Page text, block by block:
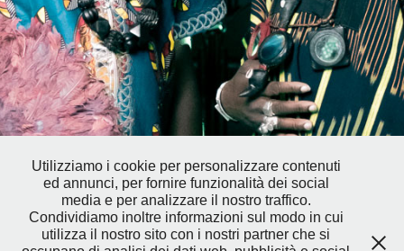
Utilizziamo i cookie per personalizzare contenuti
ed annunci, per fornire funzionalità dei social
media e per analizzare il nostro traffico.
Condividiamo inoltre informazioni sul modo in cui
utilizza il nostro sito con i nostri partner che si